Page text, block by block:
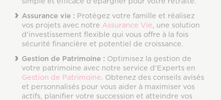
Assurance vie : Protégez votre famille et réalisez
vos projets avec notre Assurance Vie , une solution
d'investissement flexible qui vous offre à la fois
sécurité financière et potentiel de croissance.
Gestion de Patrimoine : Optimisez la gestion de
votre patrimoine avec notre service d’Experts en
Gestion de Patrimoine . Obtenez des conseils avisés
et personnalisés pour vous aider à maximiser vos
actifs, planifier votre succession et atteindre vos